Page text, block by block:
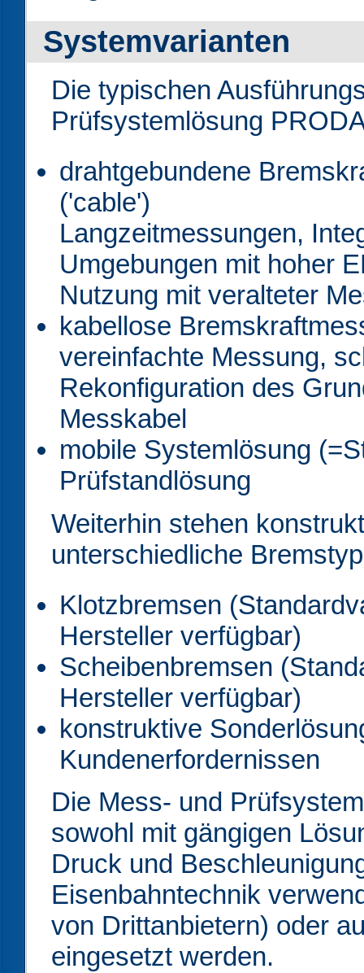
Systemvarianten
Die typischen
Prüfsystemlösung
drahtgebundene
('cable')
Langzeitmessungen,
Umgebungen mit hoher
Nutzung mit veralteter
kabellose
vereinfachte Messung,
Rekonfiguration des
Messkabel
mobile Systemlösung
Prüfstandlösung
Weiterhin stehen
unterschiedliche
Klotzbremsen
Hersteller verfügbar)
Scheibenbremsen
Hersteller verfügbar)
konstruktive
Kundenerfordernissen
Die Mess- und
sowohl mit gängigen
Druck und
Eisenbahntechnik
von Drittanbietern) oder
eingesetzt werden.